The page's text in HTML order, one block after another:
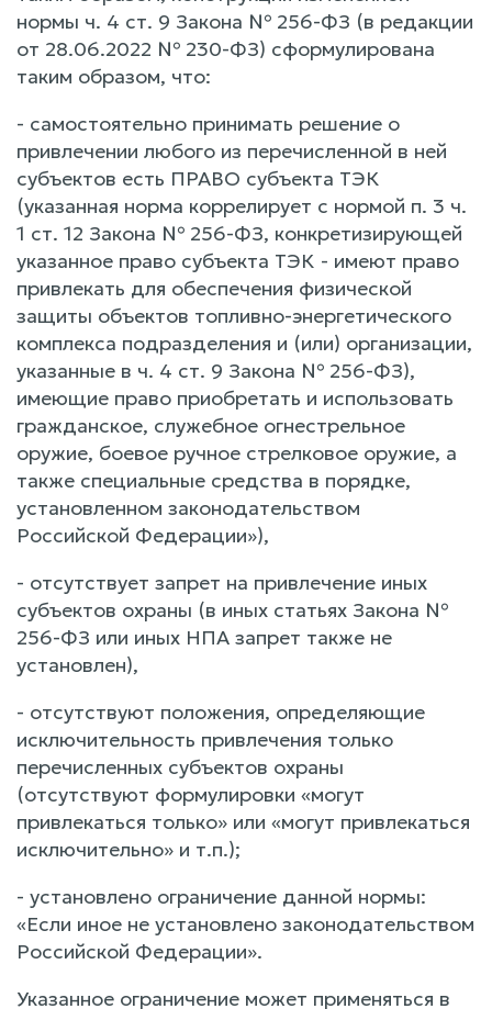
нормы ч. 4 ст. 9 Закона № 256-ФЗ (в редакции
от 28.06.2022 № 230-ФЗ) сформулирована
таким образом, что:
- самостоятельно принимать решение о
привлечении любого из перечисленной в ней
субъектов есть ПРАВО субъекта ТЭК
(указанная норма коррелирует с нормой п. 3 ч.
1 ст. 12 Закона № 256-ФЗ, конкретизирующей
указанное право субъекта ТЭК - имеют право
привлекать для обеспечения физической
защиты объектов топливно-энергетического
комплекса подразделения и (или) организации,
указанные в ч. 4 ст. 9 Закона № 256-ФЗ),
имеющие право приобретать и использовать
гражданское, служебное огнестрельное
оружие, боевое ручное стрелковое оружие, а
также специальные средства в порядке,
установленном законодательством
Российской Федерации»),
- отсутствует запрет на привлечение иных
субъектов охраны (в иных статьях Закона №
256-ФЗ или иных НПА запрет также не
установлен),
- отсутствуют положения, определяющие
исключительность привлечения только
перечисленных субъектов охраны
(отсутствуют формулировки «могут
привлекаться только» или «могут привлекаться
исключительно» и т.п.);
- установлено ограничение данной нормы:
«Если иное не установлено законодательством
Российской Федерации».
Указанное ограничение может применяться в